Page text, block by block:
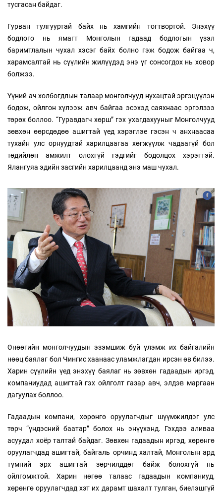
тусгасан байдаг.
Гурван тулгууртай байх нь хамгийн тогтвортой. Энэхүү
бодлого нь ямагт Монголын гадаад бодлогын үзэл
баримтлалын чухал хэсэг байх болно гэж бодож байгаа ч,
харамсалтай нь сүүлийн жилүүдэд энэ үг сонсогдох нь ховор
болжээ.
Үүний ач холбогдлын талаар монголчууд нухацтай эргэцүүлэн
бодож, ойлгон хүлээж авч байгаа эсэхэд саяхнаас эргэлзээ
төрөх боллоо. “Гуравдагч хөрш” гэх ухагдахууныг Монголчууд
зөвхөн өөрсдөдөө ашигтай үед хэрэглэе гэсэн ч анхнаасаа
тухайн улс орнуудтай харилцаагаа хөгжүүлж чадаагүй бол
төдийлөн амжилт олохгүй гэдгийг бодолцох хэрэгтэй.
Ялангуяа эдийн засгийн харилцаанд энэ маш чухал.
Өнөөгийн монголчуудын эзэмшиж буй үлэмж их байгалийн
нөөц баялаг бол Чингис хаанаас уламжлагдан ирсэн өв билээ.
Харин сүүлийн үед энэхүү баялаг нь зөвхөн гадаадын иргэд,
компаниудад ашигтай гэх ойлголт газар авч, элдэв маргаан
дагуулах боллоо.
Гадаадын компани, хөрөнгө оруулагчдыг шүүмжилдэг улс
төрч “үндэсний баатар” болох нь энүүхэнд. Гэхдээ аливаа
асуудал хоёр талтай байдаг. Зөвхөн гадаадын иргэд, хөрөнгө
оруулагчдад ашигтай, байгаль орчинд халтай, Монголын ард
түмний эрх ашигтай зөрчилддөг байж болохгүй нь
ойлгомжтой. Харин нөгөө талаас гадаадын компаниуд,
хөрөнгө оруулагчдад хэт их дарамт шахалт тулган, биелэшгүй